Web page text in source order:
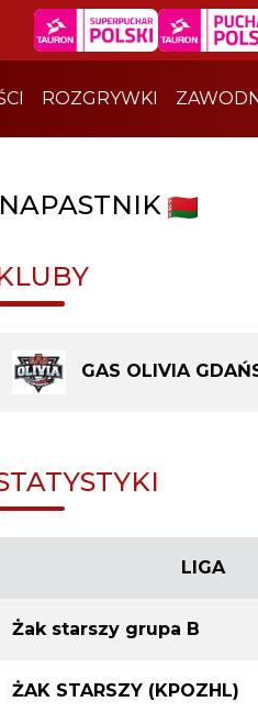
ROZGRYWKI
NAPASTNIK
GAS OLIVIA
LIGA
Żak starszy grupa B
ŻAK STARSZY (KPOZHL)